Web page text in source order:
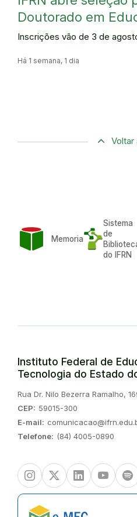
Doutorado em
Inscrições vão de 3 de
Há 1 semana, 1 dia
Voltar
Memoria
Sistema
de
do IFRN
Instituto Federal de
Tecnologia do Estado
Endereço:
Rua Dr. Nilo Bezerra Ramalho,
CEP: 59015-300
E-mail:
Telefone: (84) 4005-0890
InstagramTwitter/XLinkedinYoutube